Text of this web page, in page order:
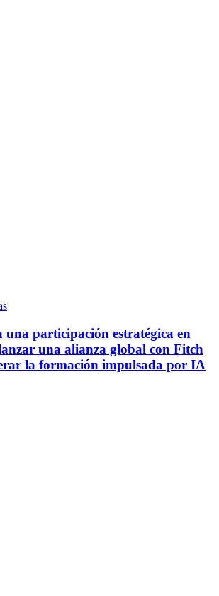
participación estratégica en
una alianza global con Fitch
la formación impulsada por IA